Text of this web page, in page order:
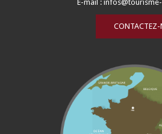
E-mail :
CONTACTEZ-